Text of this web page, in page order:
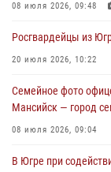
06 августа 2026, 09:07
Урайский отдел
60-летний юбилей
08 июля 2026, 09:48
Росгвардейцы из
20 июля 2026, 10:22
Семейное фото
Мансийск — город
08 июля 2026, 09:04
В Югре при